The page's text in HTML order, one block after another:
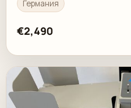
производства Minolta.
Германия
€2,490